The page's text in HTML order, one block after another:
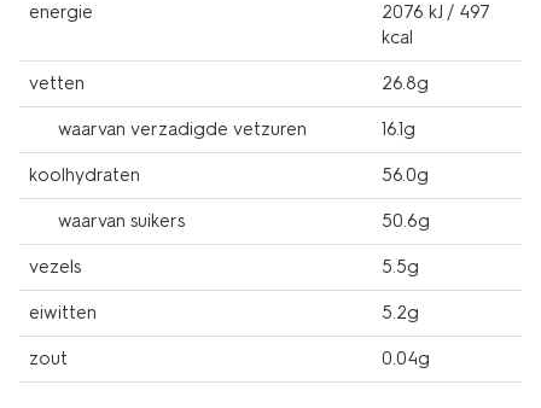
energie
2076 kJ / 497
kcal
vetten 26.8g
waarvan verzadigde vetzuren 16.1g
koolhydraten 56.0g
waarvan suikers 50.6g
vezels 5.5g
eiwitten 5.2g
zout 0.04g